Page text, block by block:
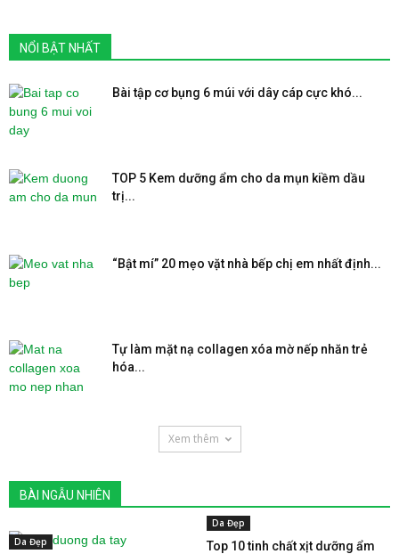
NỔI BẬT NHẤT
Bài tập cơ bụng 6 múi với dây cáp cực khó...
TOP 5 Kem dưỡng ẩm cho da mụn kiềm dầu
trị...
“Bật mí” 20 mẹo vặt nhà bếp chị em nhất định...
Tự làm mặt nạ collagen xóa mờ nếp nhăn trẻ
hóa...
Xem thêm
BÀI NGẪU NHIÊN
Da Đẹp
Da Đẹp
Top 10 tinh chất xịt dưỡng ẩm